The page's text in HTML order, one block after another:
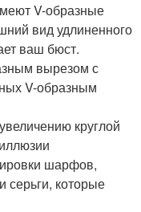
V-образные
вид удлиненного
ваш бюст.
вырезом с
V-образным
круглой
шарфов,
серьги, которые